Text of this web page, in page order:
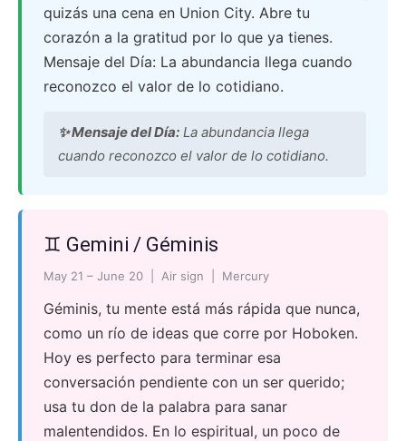
quizás una cena en Union City. Abre tu
corazón a la gratitud por lo que ya tienes.
Mensaje del Día: La abundancia llega cuando
reconozco el valor de lo cotidiano.
✨ Mensaje del Día: La abundancia llega
cuando reconozco el valor de lo cotidiano.
♊ Gemini / Géminis
May 21 – June 20 | Air sign | Mercury
Géminis, tu mente está más rápida que nunca,
como un río de ideas que corre por Hoboken.
Hoy es perfecto para terminar esa
conversación pendiente con un ser querido;
usa tu don de la palabra para sanar
malentendidos. En lo espiritual, un poco de